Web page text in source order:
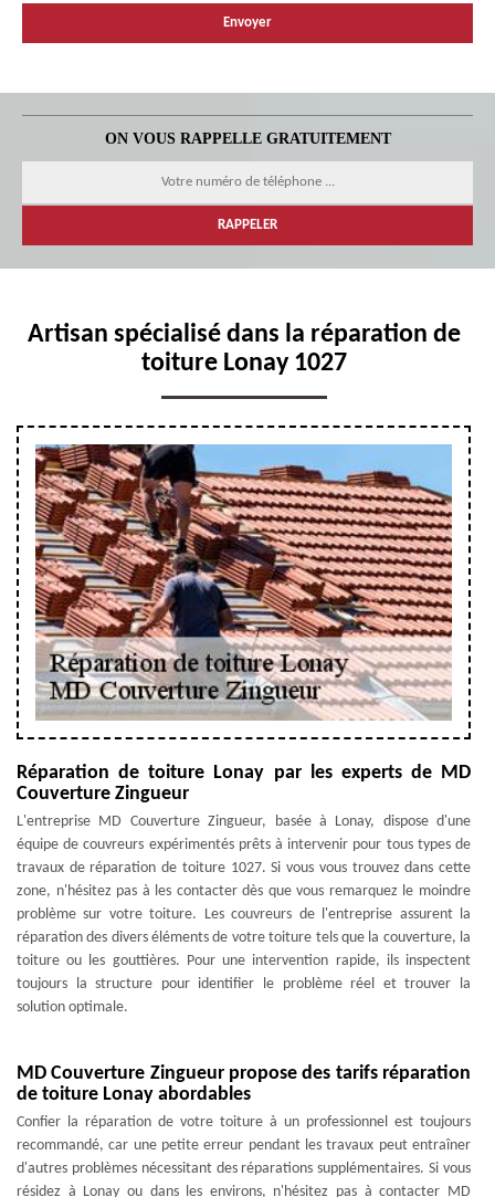
ON VOUS RAPPELLE GRATUITEMENT
Artisan spécialisé dans la réparation de
toiture Lonay 1027
Réparation de toiture Lonay par les experts de MD
Couverture Zingueur
L'entreprise MD Couverture Zingueur, basée à Lonay, dispose d'une
équipe de couvreurs expérimentés prêts à intervenir pour tous types de
travaux de réparation de toiture 1027. Si vous vous trouvez dans cette
zone, n'hésitez pas à les contacter dès que vous remarquez le moindre
problème sur votre toiture. Les couvreurs de l'entreprise assurent la
réparation des divers éléments de votre toiture tels que la couverture, la
toiture ou les gouttières. Pour une intervention rapide, ils inspectent
toujours la structure pour identifier le problème réel et trouver la
solution optimale.
MD Couverture Zingueur propose des tarifs réparation
de toiture Lonay abordables
Confier la réparation de votre toiture à un professionnel est toujours
recommandé, car une petite erreur pendant les travaux peut entraîner
d'autres problèmes nécessitant des réparations supplémentaires. Si vous
résidez à Lonay ou dans les environs, n'hésitez pas à contacter MD